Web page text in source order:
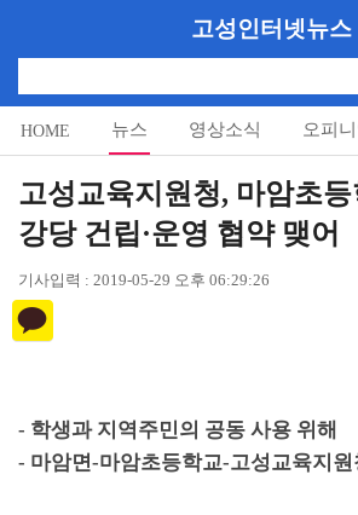
고성인터넷뉴스
HOME 뉴스 영상소식 오피니
알림마당
고성교육지원청, 마암초등
강당 건립·운영 협약 맺어
기사입력 : 2019-05-29 오후 06:29:26
- 학생과 지역주민의 공동 사용 위해
- 마암면-마암초등학교-고성교육지